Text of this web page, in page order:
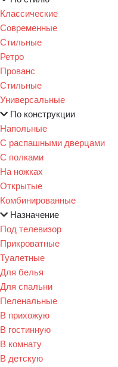
Классические
Современные
Стильные
Ретро
Прованс
Стильные
Универсальные
По конструкции
Напольные
С распашными дверцами
С полками
На ножках
Открытые
Комбинированные
Назначение
Под телевизор
Прикроватные
Туалетные
Для белья
Для спальни
Пеленальные
В прихожую
В гостинную
В комнату
В детскую